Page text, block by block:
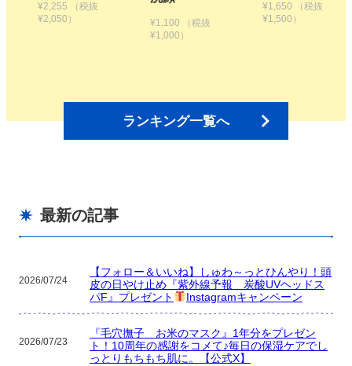
¥1,100 （税抜
¥1,650
¥1,500）
え用【2個セッ
ランキング一覧へ
最新の記事
2026/07/24
【フォロー＆いいね】しゅわ～っとひんやり！頭
皮の日やけ止め『紫外線予報 炭酸UVヘッドス
パF』プレゼント
Instagramキャンペーン
2026/07/23
『毛穴撫子 お米のマスク』1年分をプレゼン
ト！10周年の感謝をコメて♪毎日の保湿ケアでし
っとりもちもち肌に。【公式X】